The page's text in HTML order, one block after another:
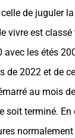
de juguler
vivre est
les étés
de 2022 et de
au mois
soit terminé. En
normalement